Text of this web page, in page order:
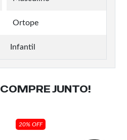
Ortope
Infantil
COMPRE JUNTO!
20% OFF